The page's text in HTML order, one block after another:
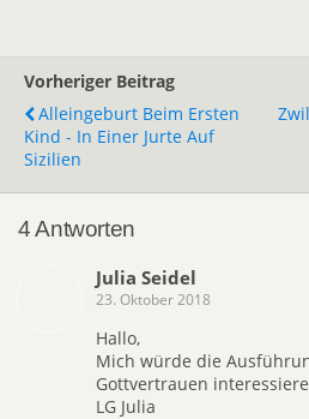
Vorheriger Beitrag
Alleingeburt Beim Ersten
Kind - In Einer Jurte Auf
Sizilien
4 Antworten
Julia Seidel
23. Oktober 2018
Hallo,
Mich würde die
Gottvertrauen
LG Julia